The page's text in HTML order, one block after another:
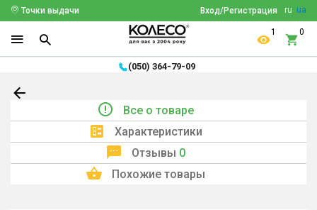
ru ua
Вход/Регистрация
Точки выдачи
1 0
(050) 364-79-09
Все о товаре
Характеристики
Отзывы 0
Похожие товары